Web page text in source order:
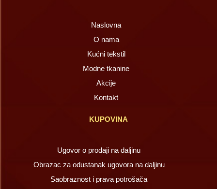
Naslovna
O nama
Kućni tekstil
Modne tkanine
Akcije
Kontakt
KUPOVINA
Ugovor o prodaji na daljinu
Obrazac za odustanak ugovora na daljinu
Saobraznost i prava potrošača